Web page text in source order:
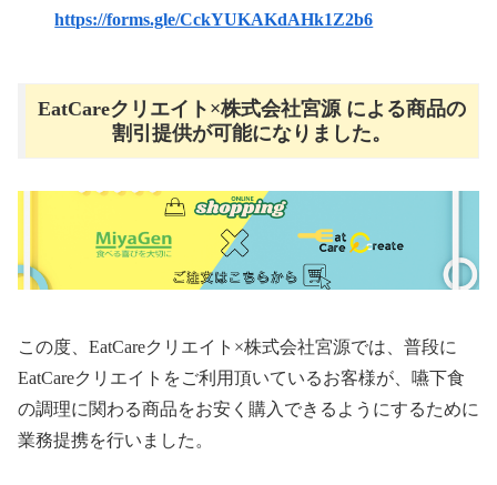
https://forms.gle/CckYUKAKdAHk1Z2b6
EatCareクリエイト×株式会社宮源 による商品の
割引提供が可能になりました。
この度、EatCareクリエイト×株式会社宮源では、普段に
EatCareクリエイトをご利用頂いているお客様が、嚥下食
の調理に関わる商品をお安く購入できるようにするために
業務提携を行いました。